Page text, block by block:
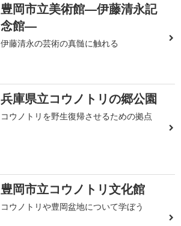
豊岡市立美術館―伊藤清永記
念館―
伊藤清永の芸術の真髄に触れる
兵庫県立コウノトリの郷公園
コウノトリを野生復帰させるための拠点
豊岡市立コウノトリ文化館
コウノトリや豊岡盆地について学ぼう